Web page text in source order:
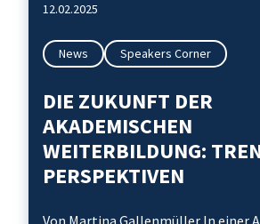
12.02.2025
News Speakers Corner
DIE ZUKUNFT DER
AKADEMISCHEN
WEITERBILDUNG:
PERSPEKTIVEN
Von Martina Gallenmüller In einer